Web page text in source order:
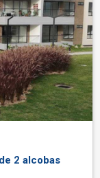
2 alcobas